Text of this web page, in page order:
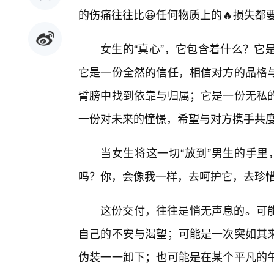
的伤痛往往比😀任何物质上的🔥损失都
女生的“真心”，它包含着什么？
它是一份全然的信任，相信对方的品
臂膀中找到依靠与归属；它是一份无
一份对未来的憧憬，希望与对方携手共
当女生将这一切“放到”男生的手
吗？你，会像我一样，去呵护它，去珍
这份交付，往往是悄无声息的。可
自己的不安与渴望；可能是一次突如
伪装一一卸下；也可能是在某个平凡